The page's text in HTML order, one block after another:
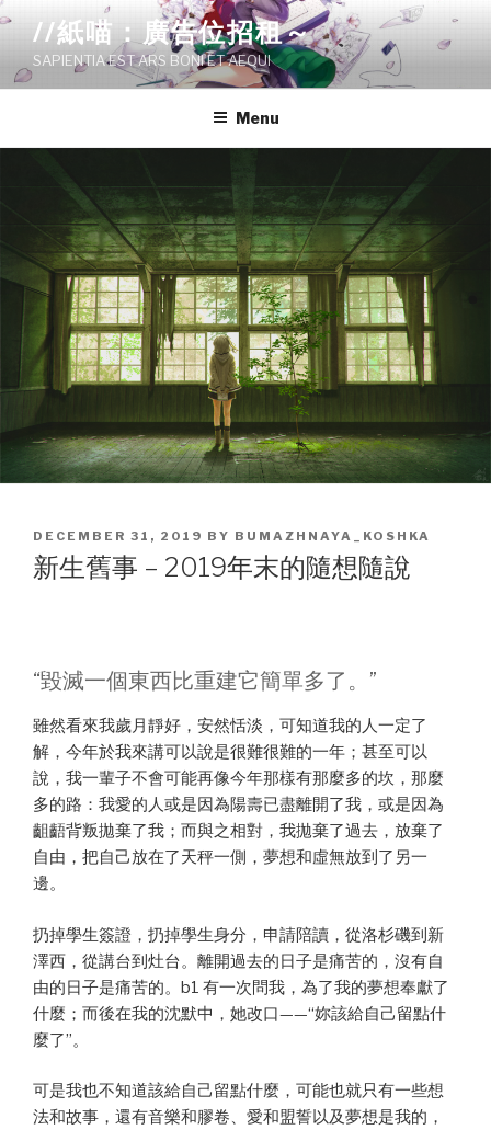
Skip
content
//紙喵：廣告位招租～
SAPIENTIA EST ARS BONI ET AEQUI
Menu
POSTED
ON
DECEMBER 31, 2019 BY BUMAZHNAYA_KOSHKA
新生舊事 – 2019年末的隨想隨說
“毀滅一個東西比重建它簡單多了。”
雖然看來我歲月靜好，安然恬淡，可知道我的人一定了
解，今年於我來講可以說是很難很難的一年；甚至可以
說，我一輩子不會可能再像今年那樣有那麼多的坎，那麼
多的路：我愛的人或是因為陽壽已盡離開了我，或是因為
齟齬背叛拋棄了我；而與之相對，我拋棄了過去，放棄了
自由，把自己放在了天秤一側，夢想和虛無放到了另一
邊。
扔掉學生簽證，扔掉學生身分，申請陪讀，從洛杉磯到新
澤西，從講台到灶台。離開過去的日子是痛苦的，沒有自
由的日子是痛苦的。b1 有一次問我，為了我的夢想奉獻了
什麼；而後在我的沈默中，她改口——“妳該給自己留點什
麼了”。
可是我也不知道該給自己留點什麼，可能也就只有一些想
法和故事，還有音樂和膠卷、愛和盟誓以及夢想是我的，